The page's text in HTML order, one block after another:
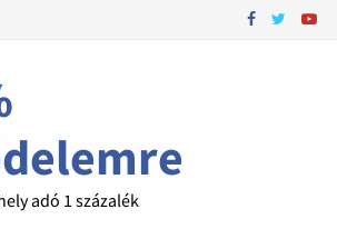
adó 1 százalék